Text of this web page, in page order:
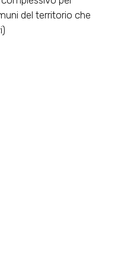
del territorio che